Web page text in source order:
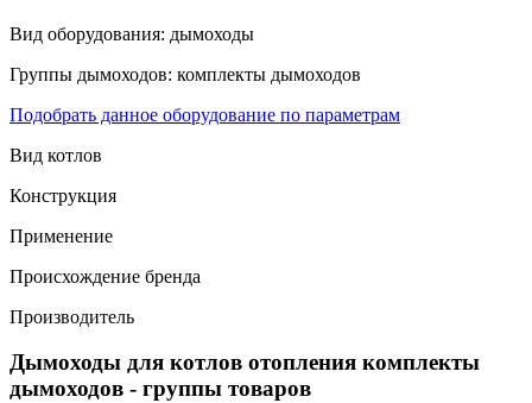
Вид оборудования: дымоходы
Группы дымоходов: комплекты дымоходов
Подобрать данное оборудование по параметрам
Вид котлов
Конструкция
Применение
Происхождение бренда
Производитель
Дымоходы для котлов отопления комплекты
дымоходов - группы товаров